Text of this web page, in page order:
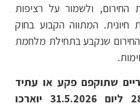
החירום, ולשמור על רציפות
המתווה הקבוע בחוק
שנקבע בתחילת מלחמת
שתוקפם פקע או עתיד
לפקוע בין יום 28.2.2026 ליום 31.5.2026 יוארכו